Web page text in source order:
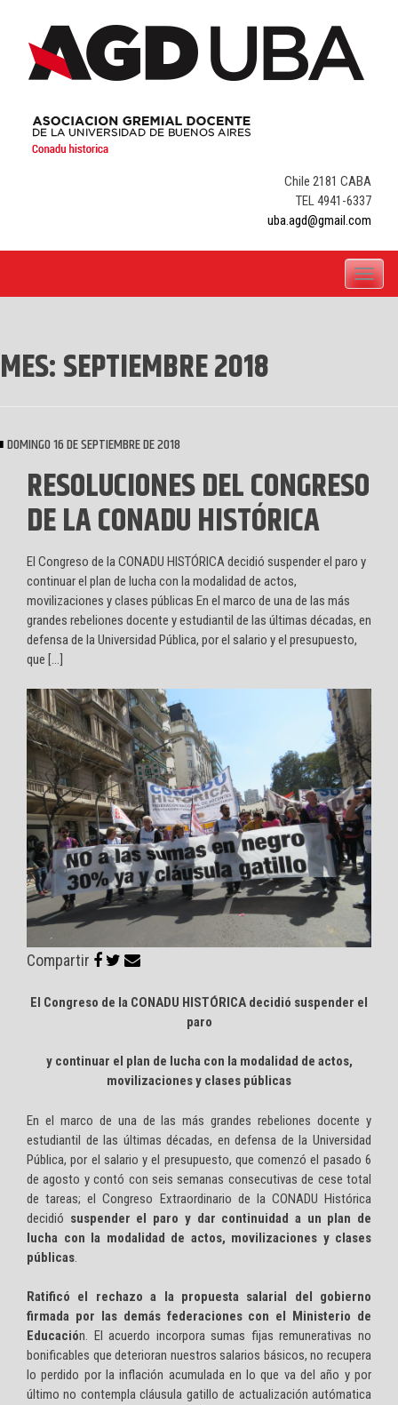
content
Chile 2181 CABA
TEL 4941-6337
uba.agd@gmail.com
Toggle
MES:SEPTIEMBRE 2018
DOMINGO 16 DE SEPTIEMBRE DE 2018
RESOLUCIONES DEL CONGRESO
DE LA CONADU HISTÓRICA
El Congreso de la CONADU HISTÓRICA decidió suspender el paro y
continuar el plan de lucha con la modalidad de actos,
movilizaciones y clases públicas En el marco de una de las más
grandes rebeliones docente y estudiantil de las últimas décadas, en
defensa de la Universidad Pública, por el salario y el presupuesto,
que […]
Compartir
El Congreso de la CONADU HISTÓRICA decidió suspender el
paro
y continuar el plan de lucha con la modalidad de actos,
movilizaciones y clases públicas
En el marco de una de las más grandes rebeliones docente y
estudiantil de las últimas décadas, en defensa de la Universidad
Pública, por el salario y el presupuesto, que comenzó el pasado 6
de agosto y contó con seis semanas consecutivas de cese total
de tareas; el Congreso Extraordinario de la CONADU Histórica
decidió suspender el paro y dar continuidad a un plan de
lucha con la modalidad de actos, movilizaciones y clases
públicas
Ratificó el rechazo a la propuesta salarial del gobierno
firmada por las demás federaciones con el Ministerio de
Educación. El acuerdo incorpora sumas fijas remunerativas no
bonificables que deterioran nuestros salarios básicos, no recupera
lo perdido por la inflación acumulada en lo que va del año y por
último no contempla cláusula gatillo de actualización autómatica